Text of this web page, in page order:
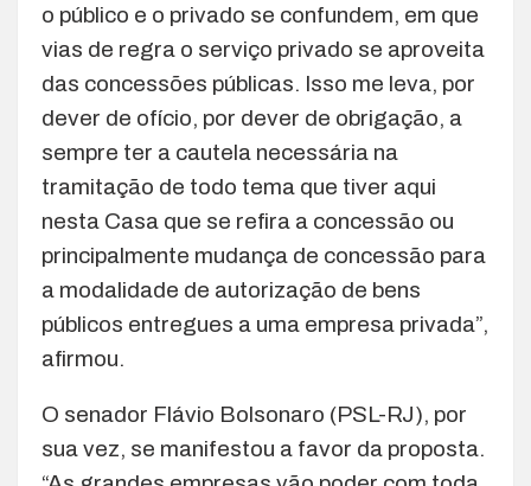
o público e o privado se confundem, em que
vias de regra o serviço privado se aproveita
das concessões públicas. Isso me leva, por
dever de ofício, por dever de obrigação, a
sempre ter a cautela necessária na
tramitação de todo tema que tiver aqui
nesta Casa que se refira a concessão ou
principalmente mudança de concessão para
a modalidade de autorização de bens
públicos entregues a uma empresa privada”,
afirmou.
O senador Flávio Bolsonaro (PSL-RJ), por
sua vez, se manifestou a favor da proposta.